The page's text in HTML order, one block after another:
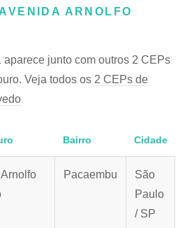
ARNOLFO
aparece junto com outros 2 CEPs
Veja todos os 2 CEPs de
Bairro Cidade
Pacaembu
São
Paulo
/ SP